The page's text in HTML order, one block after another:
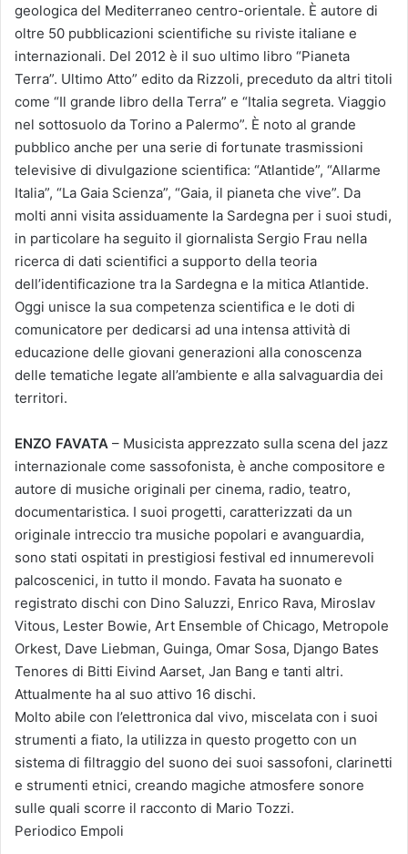
geologica del Mediterraneo centro-orientale. È autore di
oltre 50 pubblicazioni scientifiche su riviste italiane e
internazionali. Del 2012 è il suo ultimo libro “Pianeta
Terra”. Ultimo Atto” edito da Rizzoli, preceduto da altri titoli
come “Il grande libro della Terra” e “Italia segreta. Viaggio
nel sottosuolo da Torino a Palermo”. È noto al grande
pubblico anche per una serie di fortunate trasmissioni
televisive di divulgazione scientifica: “Atlantide”, “Allarme
Italia”, “La Gaia Scienza”, “Gaia, il pianeta che vive”. Da
molti anni visita assiduamente la Sardegna per i suoi studi,
in particolare ha seguito il giornalista Sergio Frau nella
ricerca di dati scientifici a supporto della teoria
dell’identificazione tra la Sardegna e la mitica Atlantide.
Oggi unisce la sua competenza scientifica e le doti di
comunicatore per dedicarsi ad una intensa attività di
educazione delle giovani generazioni alla conoscenza
delle tematiche legate all’ambiente e alla salvaguardia dei
territori.
ENZO FAVATA – Musicista apprezzato sulla scena del jazz
internazionale come sassofonista, è anche compositore e
autore di musiche originali per cinema, radio, teatro,
documentaristica. I suoi progetti, caratterizzati da un
originale intreccio tra musiche popolari e avanguardia,
sono stati ospitati in prestigiosi festival ed innumerevoli
palcoscenici, in tutto il mondo. Favata ha suonato e
registrato dischi con Dino Saluzzi, Enrico Rava, Miroslav
Vitous, Lester Bowie, Art Ensemble of Chicago, Metropole
Orkest, Dave Liebman, Guinga, Omar Sosa, Django Bates
Tenores di Bitti Eivind Aarset, Jan Bang e tanti altri.
Attualmente ha al suo attivo 16 dischi.
Molto abile con l’elettronica dal vivo, miscelata con i suoi
strumenti a fiato, la utilizza in questo progetto con un
sistema di filtraggio del suono dei suoi sassofoni, clarinetti
e strumenti etnici, creando magiche atmosfere sonore
sulle quali scorre il racconto di Mario Tozzi.
Periodico Empoli